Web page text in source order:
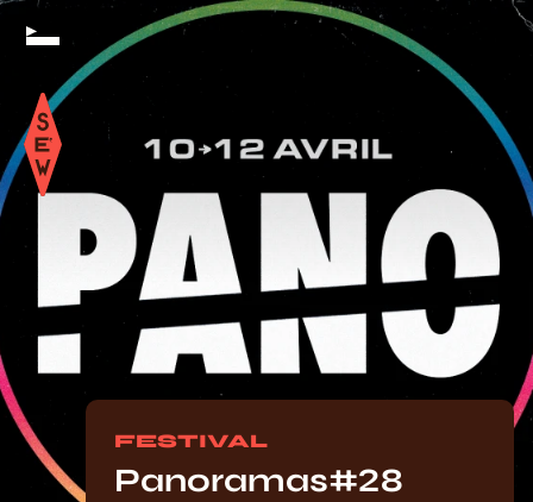
FESTIVAL
Panoramas#28